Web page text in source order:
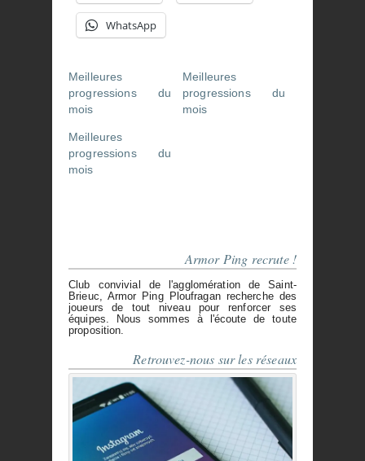
WhatsApp
Meilleures
progressions du
mois
Meilleures
progressions du
mois
Meilleures
progressions du
mois
Armor Ping recrute !
Club convivial de l'agglomération de Saint-
Brieuc, Armor Ping Ploufragan recherche des
joueurs de tout niveau pour renforcer ses
équipes. Nous sommes à l'écoute de toute
proposition.
Retrouvez-nous sur les réseaux